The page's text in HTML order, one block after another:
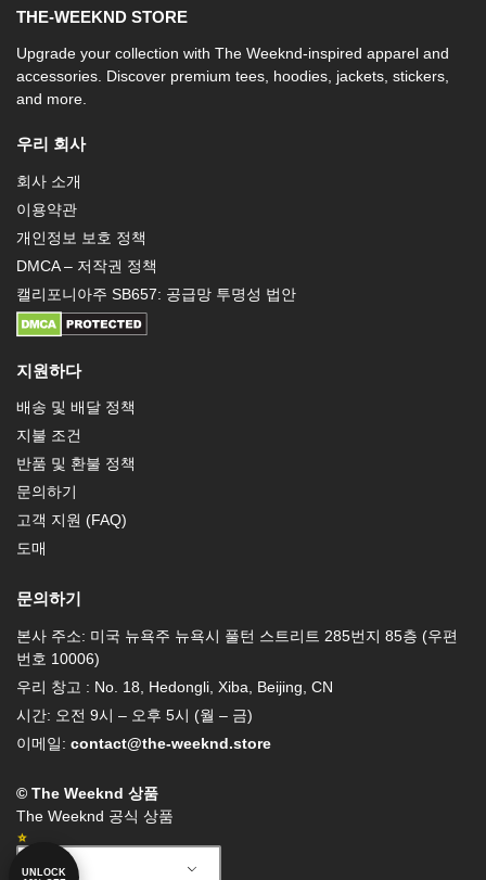
THE-WEEKND STORE
Upgrade your collection with The Weeknd-inspired apparel and
accessories. Discover premium tees, hoodies, jackets, stickers,
and more.
우리 회사
회사 소개
이용약관
개인정보 보호 정책
DMCA – 저작권 정책
캘리포니아주 SB657: 공급망 투명성 법안
지원하다
배송 및 배달 정책
지불 조건
반품 및 환불 정책
문의하기
고객 지원 (FAQ)
도매
문의하기
본사 주소: 미국 뉴욕주 뉴욕시 풀턴 스트리트 285번지 85층 (우편
번호 10006)
우리 창고 : No. 18, Hedongli, Xiba, Beijing, CN
시간: 오전 9시 – 오후 5시 (월 – 금)
이메일: contact@the-weeknd.store
© The Weeknd 상품
The Weeknd 공식 상품
Korean
UNLOCK